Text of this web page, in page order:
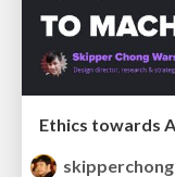
skipperchong